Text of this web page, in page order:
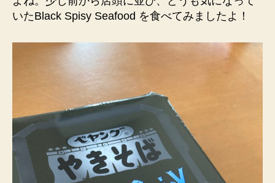
そ
シ
味
へ
の
いたBlack Spisy Seafood を食べてみましたよ！